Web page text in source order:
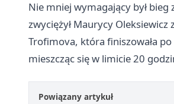
Nie mniej wymagający był
zwyciężył Maurycy
Trofimova, która finiszowała
mieszcząc się w limicie 20
Powiązany artykuł